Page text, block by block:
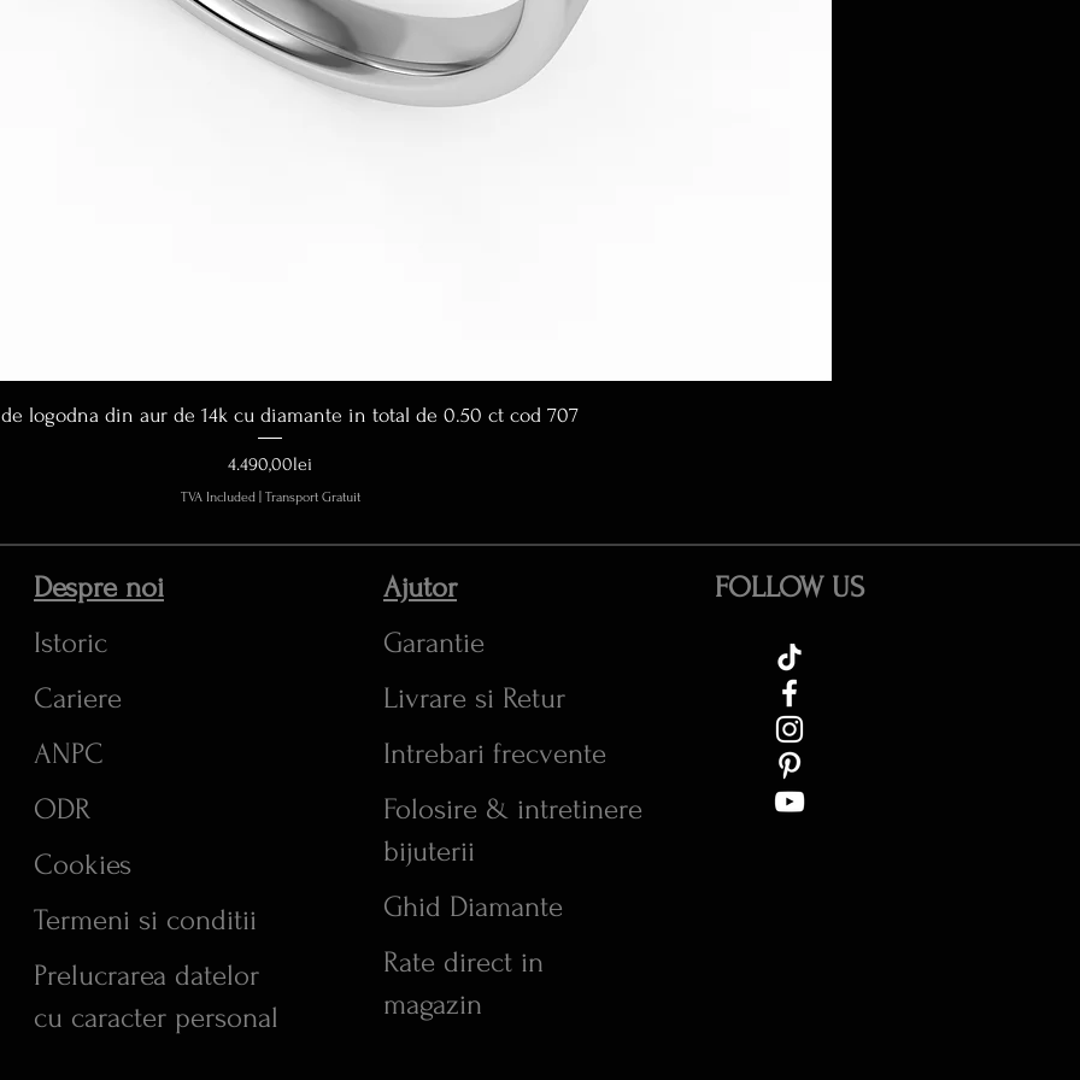
Quick View
logodna din aur de 14k cu diamante in total de 0.50 ct cod 707
Price
4.490,00lei
TVA Included| Transport Gratuit
Despre noi
Istoric
Cariere
ANPC
ODR
Cookies
Termeni si conditii
Prelucrarea datelor
cu caracter personal
Ajutor
FOLLOW US
Garantie
Livrare si Retur
Intrebari frecvente
Folosire & intretinere
bijuterii
Ghid Diamante
Rate direct in
magazin